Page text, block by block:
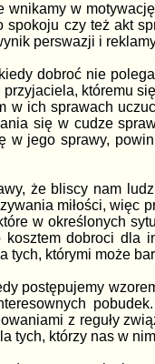
wnikamy w
spokoju czy też akt
perswazji i
dobroć nie
któremu
w ich sprawach
się w cudze
w jego sprawy,
że bliscy nam
miłości, więc
w określonych
kosztem dobroci
tych, którymi może
postępujemy
z reguły
tych, którzy nas w